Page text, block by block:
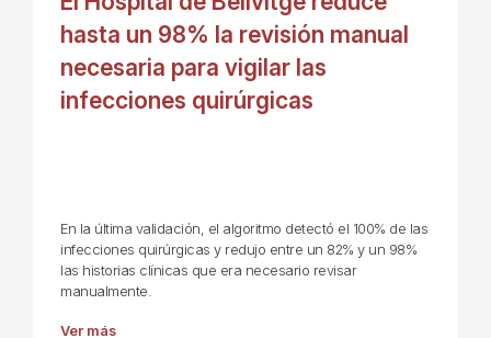
hasta un 98% la revisión manual
necesaria para vigilar las
infecciones quirúrgicas
En la última validación, el algoritmo detectó el 100% de las
infecciones quirúrgicas y redujo entre un 82% y un 98%
las historias clínicas que era necesario revisar
manualmente.
Ver más